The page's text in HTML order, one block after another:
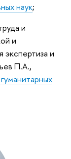
наук;
и
и
экспертиза и
П.А.,